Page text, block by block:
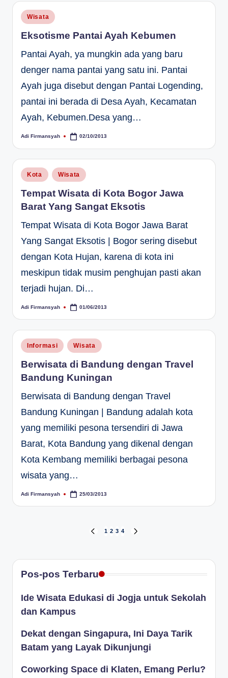
Posted
in
Wisata
Eksotisme Pantai Ayah Kebumen
Pantai Ayah, ya mungkin ada yang baru
denger nama pantai yang satu ini. Pantai
Ayah juga disebut dengan Pantai Logending,
pantai ini berada di Desa Ayah, Kecamatan
Ayah, Kebumen.Desa yang…
Posted
Adi Firmansyah 02/10/2013
Posted
in
Kota Wisata
Tempat Wisata di Kota Bogor Jawa
Barat Yang Sangat Eksotis
Tempat Wisata di Kota Bogor Jawa Barat
Yang Sangat Eksotis | Bogor sering disebut
dengan Kota Hujan, karena di kota ini
meskipun tidak musim penghujan pasti akan
terjadi hujan. Di…
Posted
Adi Firmansyah 01/06/2013
Posted
in
Informasi Wisata
Berwisata di Bandung dengan Travel
Bandung Kuningan
Berwisata di Bandung dengan Travel
Bandung Kuningan | Bandung adalah kota
yang memiliki pesona tersendiri di Jawa
Barat, Kota Bandung yang dikenal dengan
Kota Kembang memiliki berbagai pesona
wisata yang…
Posted
Adi Firmansyah 25/03/2013
PREVIOUS
1 2 3 4
Pos-pos Terbaru
Ide Wisata Edukasi di Jogja untuk Sekolah
dan Kampus
Dekat dengan Singapura, Ini Daya Tarik
Batam yang Layak Dikunjungi
Coworking Space di Klaten, Emang Perlu?